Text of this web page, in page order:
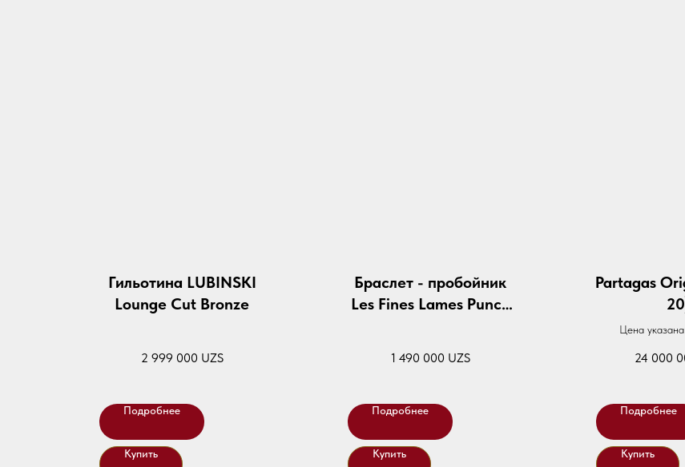
Гильотина LUBINSKI
Lounge Cut Bronze
2 999 000 UZS
Подробнее
Купить
Браслет - пробойник
Les Fines Lames Punch
1 490 000 UZS
Подробнее
Купить
Partagas
Цена
24 000
Подробнее
Купить